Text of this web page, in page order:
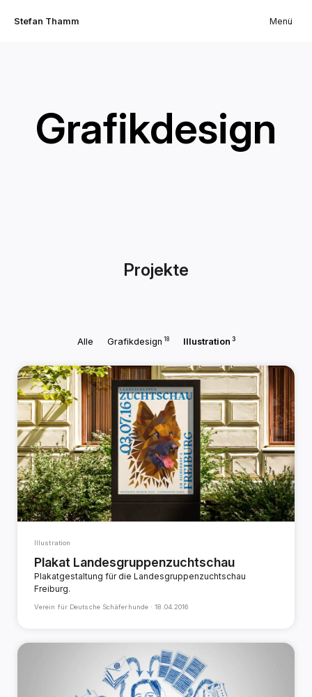
Stefan Thamm Menü
Grafikdesign
Projekte
Alle Grafikdesign 18 Illustration 3
Illustration
Plakat Landesgruppenzuchtschau
Plakatgestaltung für die Landesgruppenzuchtschau
Freiburg.
Verein für Deutsche Schäferhunde ·18.04.2016